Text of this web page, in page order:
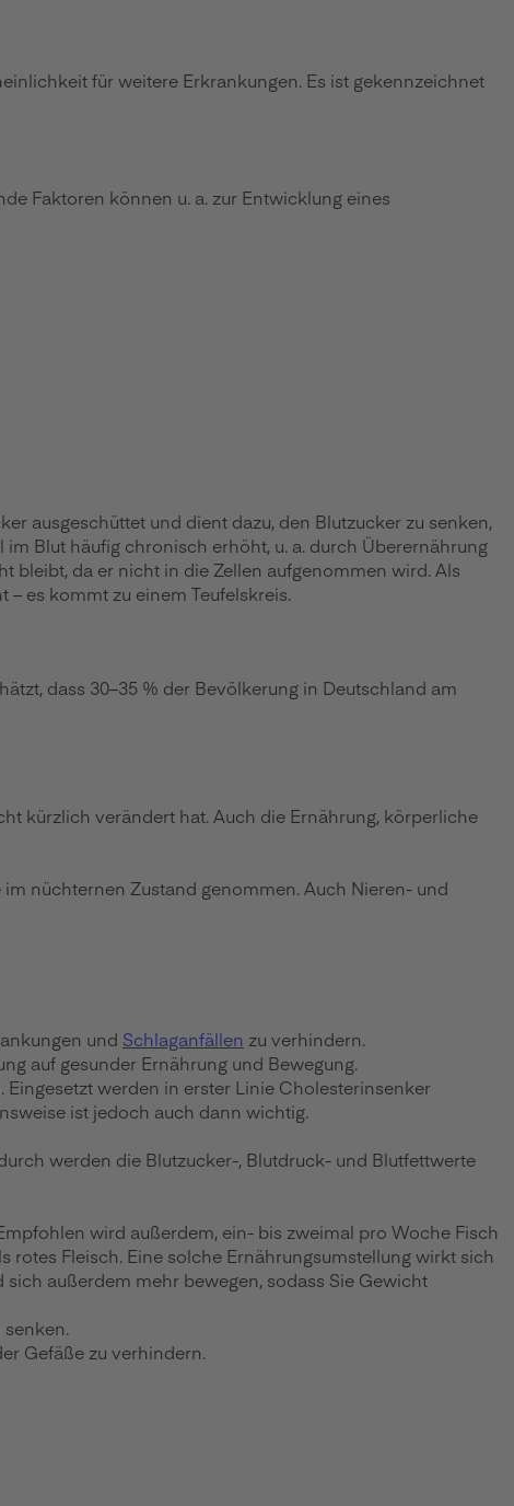
für weitere Erkrankungen. Es ist gekennzeichnet
Faktoren können u. a. zur Entwicklung eines
ausgeschüttet und dient dazu, den Blutzucker zu senken,
Blut häufig chronisch erhöht, u. a. durch Überernährung
bleibt, da er nicht in die Zellen aufgenommen wird. Als
es kommt zu einem Teufelskreis.
dass 30–35 % der Bevölkerung in Deutschland am
kürzlich verändert hat. Auch die Ernährung, körperliche
nüchternen Zustand genommen. Auch Nieren- und
und Schlaganfällen zu verhindern.
auf gesunder Ernährung und Bewegung.
werden in erster Linie Cholesterinsenker
ist jedoch auch dann wichtig.
werden die Blutzucker-, Blutdruck- und Blutfettwerte
wird außerdem, ein- bis zweimal pro Woche Fisch
rotes Fleisch. Eine solche Ernährungsumstellung wirkt sich
außerdem mehr bewegen, sodass Sie Gewicht
Gefäße zu verhindern.